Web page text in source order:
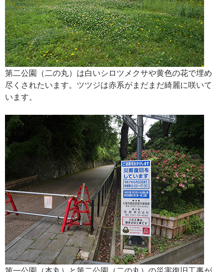
第二公園（二の丸）は白いシロツメクサや黄色の花で埋め
尽くされたいます。ツツジは赤系がまだまだ綺麗に咲いて
います。